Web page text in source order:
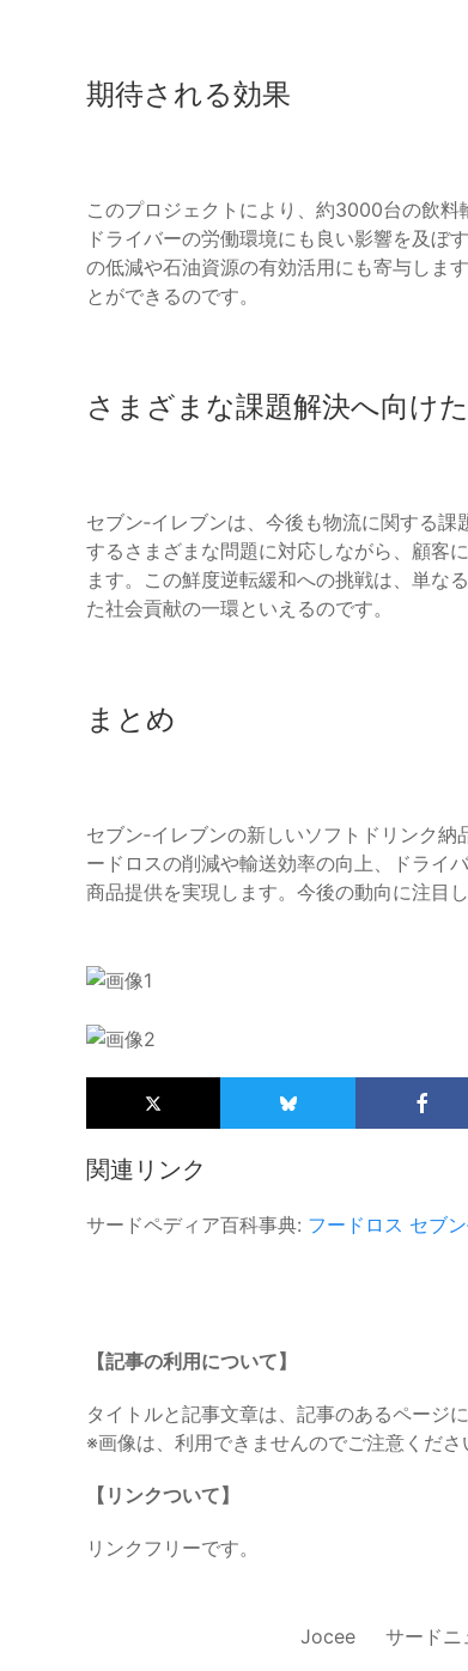
期待される効果
このプロジェクトにより、約3000台の飲料
ドライバーの労働環境にも良い影響を及ぼ
の低減や石油資源の有効活用にも寄与しま
とができるのです。
さまざまな課題解決へ向け
セブン‐イレブンは、今後も物流に関する
するさまざまな問題に対応しながら、顧客
ます。この鮮度逆転緩和への挑戦は、単な
た社会貢献の一環といえるのです。
まとめ
セブン‐イレブンの新しいソフトドリンク
ードロスの削減や輸送効率の向上、ドライ
商品提供を実現します。今後の動向に注目
関連リンク
サードペディア百科事典: フードロス セブ
【記事の利用について】
タイトルと記事文章は、記事のあるページ
※画像は、利用できませんのでご注意くださ
【リンクついて】
リンクフリーです。
Jocee サードニ